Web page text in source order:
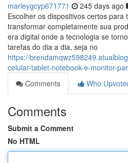
marleygcyp671771 245 days ago
Escolher os dispositivos certos
transformar completamente sua
era digital onde a tecnologia se
tarefas do dia a dia, seja no
https://
celular-tablet-notebook-e-monitor-
Comments
Who
Comments
Submit a Comment
No HTML